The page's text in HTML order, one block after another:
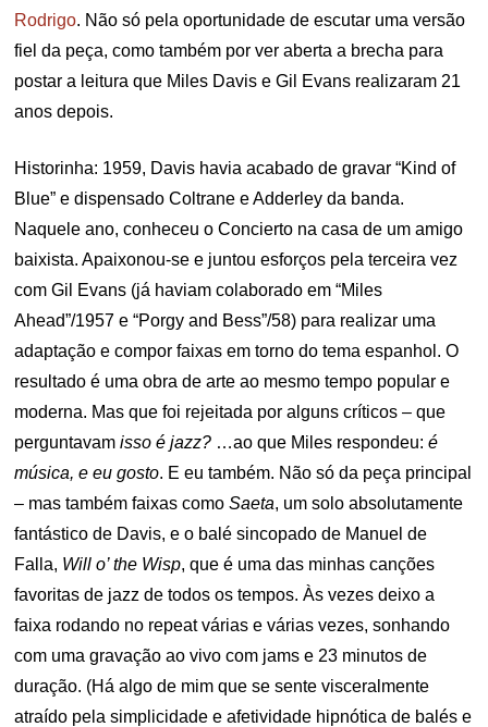
Rodrigo. Não só pela oportunidade de escutar uma versão
fiel da peça, como também por ver aberta a brecha para
postar a leitura que Miles Davis e Gil Evans realizaram 21
anos depois.
Historinha: 1959, Davis havia acabado de gravar “Kind of
Blue” e dispensado Coltrane e Adderley da banda.
Naquele ano, conheceu o Concierto na casa de um amigo
baixista. Apaixonou-se e juntou esforços pela terceira vez
com Gil Evans (já haviam colaborado em “Miles
Ahead”/1957 e “Porgy and Bess”/58) para realizar uma
adaptação e compor faixas em torno do tema espanhol. O
resultado é uma obra de arte ao mesmo tempo popular e
moderna. Mas que foi rejeitada por alguns críticos – que
perguntavamisso é jazz? …ao que Miles respondeu:é
música, e eu gosto. E eu também. Não só da peça principal
– mas também faixas comoSaeta, um solo absolutamente
fantástico de Davis, e o balé sincopado de Manuel de
Falla, Will o’ the Wisp, que é uma das minhas canções
favoritas de jazz de todos os tempos. Às vezes deixo a
faixa rodando no repeat várias e várias vezes, sonhando
com uma gravação ao vivo com jams e 23 minutos de
duração. (Há algo de mim que se sente visceralmente
atraído pela simplicidade e afetividade hipnótica de balés e